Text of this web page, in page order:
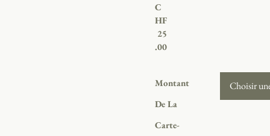
C
HF
25
.00
Montant
De La
Carte-